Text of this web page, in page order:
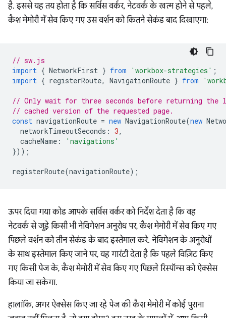
है. इससे यह तय होता है कि सर्विस वर्कर, नेटवर्क के खत्म होने से पहले,
कैश मेमोरी में सेव किए गए उस वर्शन को कितने सेकंड बाद दिखाएगा:
// sw.js
import { NetworkFirst } from 'workbox-strategies' ;
import { registerRoute, NavigationRoute } from
// Only wait for three seconds before returning the
// cached version of the requested page.
const navigationRoute = new NavigationRoute(new
networkTimeoutSeconds : 3,
cacheName :
'navigations'
}));
registerRoute(navigationRoute);
ऊपर दिया गया कोड आपके सर्विस वर्कर को निर्देश देता है कि वह
नेटवर्क से जुड़े किसी भी नेविगेशन अनुरोध पर, कैश मेमोरी में सेव किए गए
पिछले वर्शन को तीन सेकंड के बाद इस्तेमाल करे. नेविगेशन के अनुरोधों
के साथ इस्तेमाल किए जाने पर, यह गारंटी देता है कि पहले विज़िट किए
गए किसी पेज के, कैश मेमोरी में सेव किए गए पिछले रिस्पॉन्स को ऐक्सेस
किया जा सकेगा.
हालांकि, अगर ऐक्सेस किए जा रहे पेज की कैश मेमोरी में कोई पुराना